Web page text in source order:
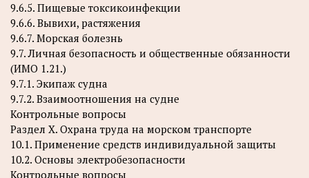
9.6.5. Пищевые токсикоинфекции
9.6.6. Вывихи, растяжения
9.6.7. Морская болезнь
9.7. Личная безопасность и общественные обязанности
(ИМО 1.21.)
9.7.1. Экипаж судна
9.7.2. Взаимоотношения на судне
Контрольные вопросы
Раздел X. Охрана труда на морском транспорте
10.1. Применение средств индивидуальной защиты
10.2. Основы электробезопасности
Контрольные вопросы